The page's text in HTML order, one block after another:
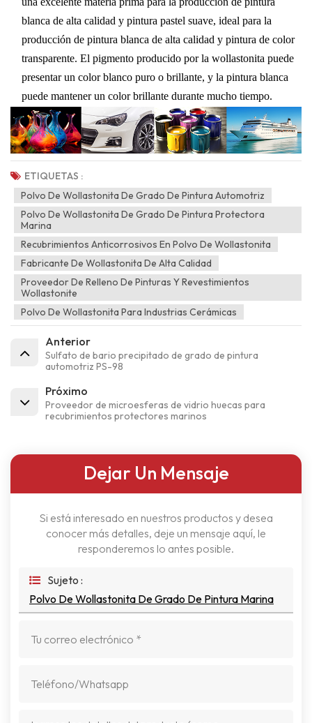
blanca de alta calidad y pintura pastel suave, ideal para la
producción de pintura blanca de alta calidad y pintura de color
transparente. El pigmento producido por la wollastonita puede
presentar un color blanco puro o brillante, y la pintura blanca
puede mantener un color brillante durante mucho tiempo.
ETIQUETAS :
Polvo De Wollastonita De Grado De Pintura Automotriz
Polvo De Wollastonita De Grado De Pintura Protectora
Marina
Recubrimientos Anticorrosivos En Polvo De Wollastonita
Fabricante De Wollastonita De Alta Calidad
Proveedor De Relleno De Pinturas Y Revestimientos
Wollastonite
Polvo De Wollastonita Para Industrias Cerámicas
Anterior
Sulfato de bario precipitado de grado de pintura
automotriz PS-98
Próximo
Proveedor de microesferas de vidrio huecas para
recubrimientos protectores marinos
Dejar Un Mensaje
Si está interesado en nuestros productos y desea
conocer más detalles, deje un mensaje aquí, le
responderemos lo antes posible.
Sujeto :
Polvo De Wollastonita De Grado De Pintura Marina